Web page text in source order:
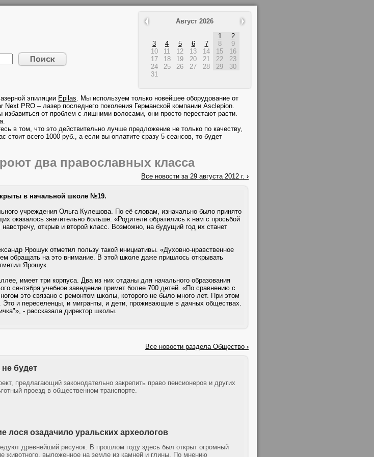
Август 2026
1
2
3
4 5 6 7 8
9
10
11 12 13 14 15
16
17
18 19 20 21 22
23
24
25 26 27 28 29
30
31
эпиляции Epilas. Мы используем только новейшее оборудование от
PRO – лазер последнего поколения Германской компании Asclepion.
от проблем с лишними волосами, они просто перестают расти.
в том, что это действительно лучше предложение не только по качеству,
стоит всего 1000 руб., а если вы оплатите сразу 5 сеансов, то будет
два православных класса
Все новости за 29 августа 2012 г. ›
в начальной школе №19.
учреждения Ольга Кулешова. По её словам, изначально было принято
оказалось значительно больше. «Родители обратились к нам с просьбой
открыв и второй класс. Возможно, на будущий год их станет
Ярошук отметил пользу такой инициативы. «Духовно-нравственное
обращать на это внимание. В этой школе даже пришлось открывать
Ярошук.
имеет три корпуса. Два из них отданы для начального образования
сентября учебное заведение примет более 700 детей. «По сравнению с
это связано с ремонтом школы, которого не было много лет. При этом
Это и переселенцы, и мигранты, и дети, проживающие в дачных обществах.
- рассказала директор школы.
Все новости раздела Общество ›
будет
предлагающий законодательно закрепить право пенсионеров и других
проезд в общественном транспорте.
лося озадачило уральских археологов
древнейший рисунок. В прошлом году здесь был открыт огромный
животного, выложенное на земле из камней и глины. По мнению